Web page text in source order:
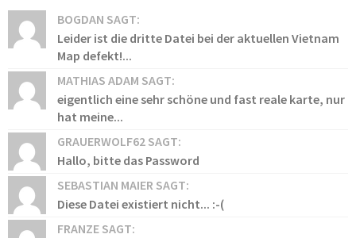
BOGDAN SAGT:
Leider ist die dritte Datei bei der aktuellen Vietnam
Map defekt!...
MATHIAS ADAM SAGT:
eigentlich eine sehr schöne und fast reale karte, nur
hat meine...
GRAUERWOLF62 SAGT:
Hallo, bitte das Password
SEBASTIAN MAIER SAGT:
Diese Datei existiert nicht... :-(
FRANZE SAGT: